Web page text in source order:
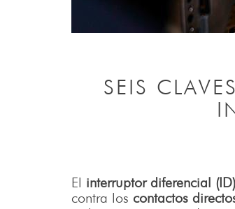
SEIS
El interruptor diferencial (ID)
contra los contactos